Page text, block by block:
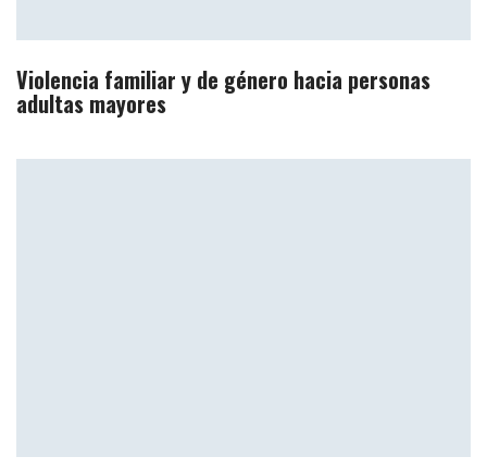
Violencia familiar y de género hacia personas
adultas mayores